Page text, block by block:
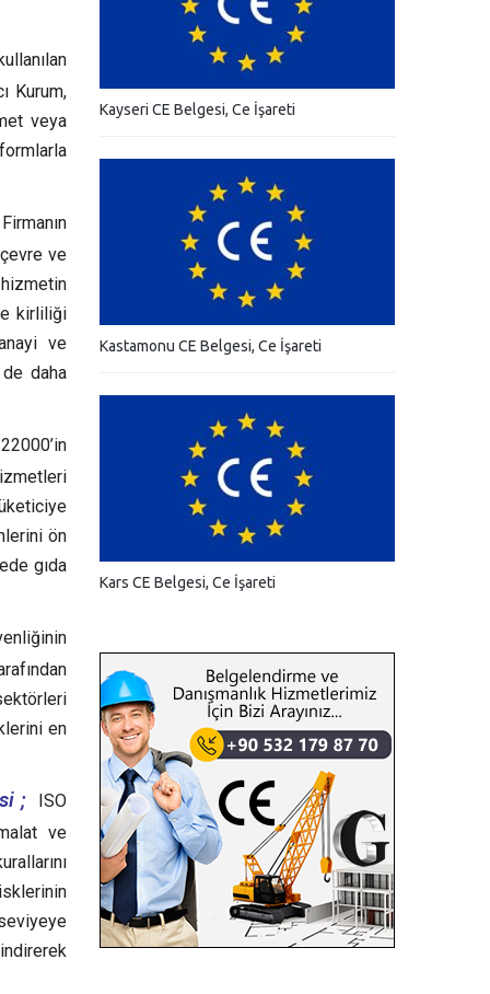
Kurum,
veya
ve
kirliliği
ve
daha
ön
gıda
en
;
ISO
ve
Kayseri CE Belgesi, Ce İşareti
Kastamonu CE Belgesi, Ce İşareti
Kars CE Belgesi, Ce İşareti